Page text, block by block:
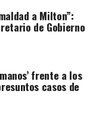
a Milton”:
de Gobierno
frente a los
casos de